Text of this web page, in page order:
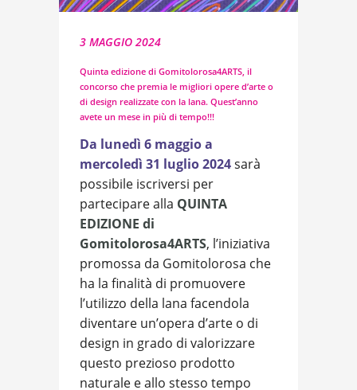
3 MAGGIO 2024
Quinta edizione di Gomitolorosa4ARTS, il
concorso che premia le migliori opere d’arte o
di design realizzate con la lana. Quest’anno
avete un mese in più di tempo!!!
Da lunedì 6 maggio a
mercoledì 31 luglio 2024sarà
possibile iscriversi per
partecipare alla QUINTA
EDIZIONE di
Gomitolorosa4ARTS, l’iniziativa
promossa da Gomitolorosa che
ha la finalità di promuovere
l’utilizzo della lana facendola
diventare un’opera d’arte o di
design in grado di valorizzare
questo prezioso prodotto
naturale e allo stesso tempo